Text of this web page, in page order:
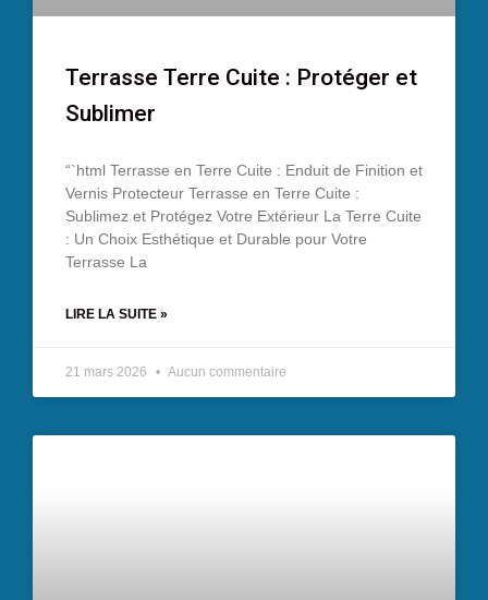
Terrasse Terre Cuite : Protéger et
Sublimer
“`html Terrasse en Terre Cuite : Enduit de Finition et
Vernis Protecteur Terrasse en Terre Cuite :
Sublimez et Protégez Votre Extérieur La Terre Cuite
: Un Choix Esthétique et Durable pour Votre
Terrasse La
LIRE LA SUITE »
21 mars 2026 Aucun commentaire